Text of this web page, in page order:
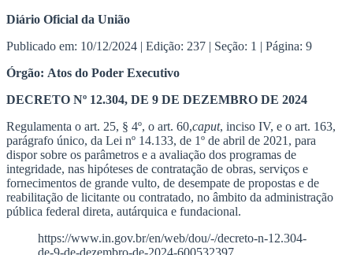
Ir
o
Diário Oficial da União
Publicado em: 10/12/2024 | Edição: 237 | Seção: 1 | Página: 9
Órgão: Atos do Poder Executivo
DECRETO Nº 12.304, DE 9 DE DEZEMBRO DE 2024
Regulamenta o art. 25, § 4º, o art. 60,caput, inciso IV, e o art. 163,
parágrafo único, da Lei nº 14.133, de 1º de abril de 2021, para
dispor sobre os parâmetros e a avaliação dos programas de
integridade, nas hipóteses de contratação de obras, serviços e
fornecimentos de grande vulto, de desempate de propostas e de
reabilitação de licitante ou contratado, no âmbito da administração
pública federal direta, autárquica e fundacional.
https://www.in.gov.br/en/web/dou/-/decreto-n-12.304-
de-9-de-dezembro-de-2024-600532397